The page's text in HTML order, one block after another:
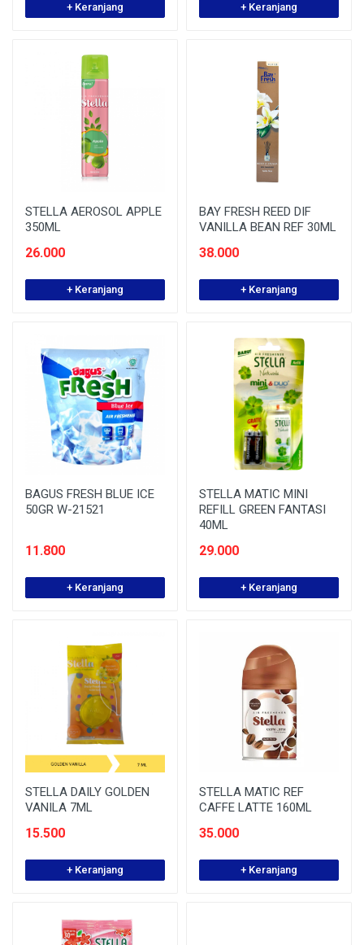
+ Keranjang + Keranjang
STELLA AEROSOL APPLE
350ML
26.000
+ Keranjang
BAY FRESH REED DIF
VANILLA BEAN REF 30ML
38.000
+ Keranjang
BAGUS FRESH BLUE ICE
50GR W-21521
11.800
+ Keranjang
STELLA MATIC MINI
REFILL GREEN FANTASI
40ML
29.000
+ Keranjang
STELLA DAILY GOLDEN
VANILA 7ML
15.500
+ Keranjang
STELLA MATIC REF
CAFFE LATTE 160ML
35.000
+ Keranjang